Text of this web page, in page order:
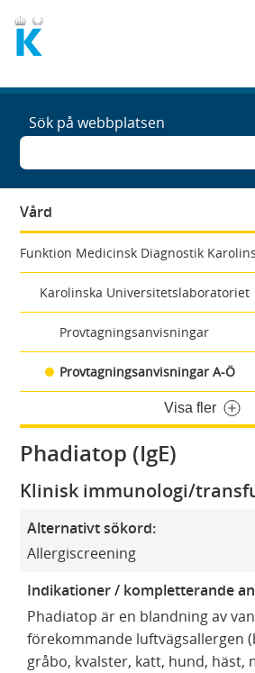
Sök på webbplatsen
Vård
Funktion Medicinsk Diagnostik
Karolinska Universitetslaboratoriet
Provtagningsanvisningar
Provtagningsanvisningar A-Ö
Visa fler
Phadiatop (IgE)
Klinisk immunologi/
Alternativt sökord:
Allergiscreening
Indikationer / kompletterande
Phadiatop är en blandning av
förekommande luftvägsallergen
gråbo, kvalster, katt, hund, häst,